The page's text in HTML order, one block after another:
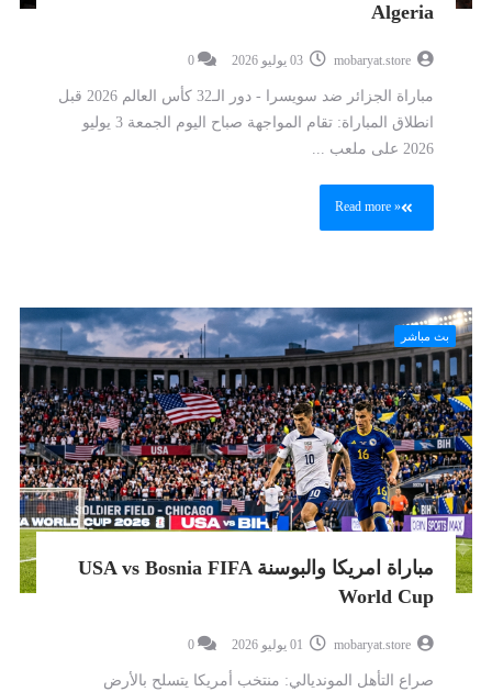
Algeria
mobaryat.store
0
مباراة الجزائر ضد سويسرا - دور الـ32 كأس العالم 2026 قبل
انطلاق المباراة: تقام المواجهة صباح اليوم الجمعة 3 يوليو
2026 على ملعب ...
Read more »
بث مباشر
مباراة امريكا والبوسنة USA vs Bosnia FIFA
World Cup
mobaryat.store
0
صراع التأهل المونديالي: منتخب أمريكا يتسلح بالأرض